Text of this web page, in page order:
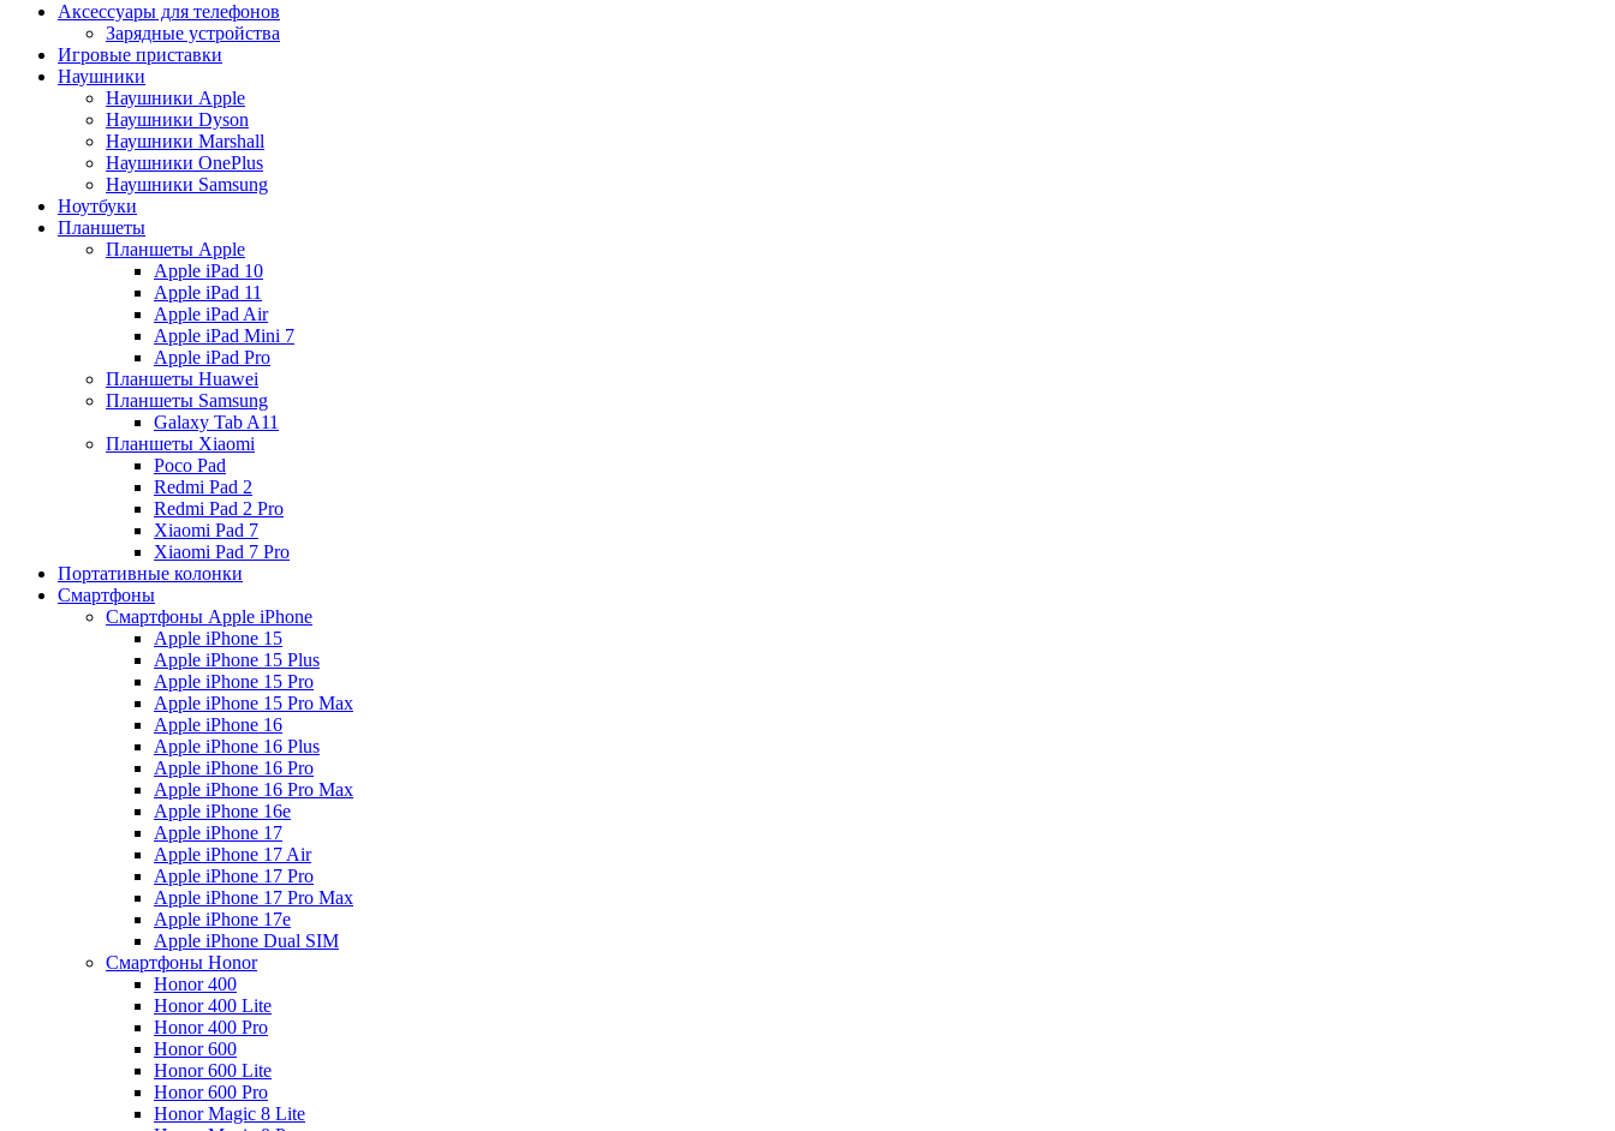
Аксессуары для телефонов
Зарядные устройства
Игровые приставки
Наушники
Наушники Apple
Наушники Dyson
Наушники Marshall
Наушники OnePlus
Наушники Samsung
Ноутбуки
Планшеты
Планшеты Apple
Apple iPad 10
Apple iPad 11
Apple iPad Air
Apple iPad Mini 7
Apple iPad Pro
Планшеты Huawei
Планшеты Samsung
Galaxy Tab A11
Планшеты Xiaomi
Poco Pad
Redmi Pad 2
Redmi Pad 2 Pro
Xiaomi Pad 7
Xiaomi Pad 7 Pro
Портативные колонки
Смартфоны
Смартфоны Apple iPhone
Apple iPhone 15
Apple iPhone 15 Plus
Apple iPhone 15 Pro
Apple iPhone 15 Pro Max
Apple iPhone 16
Apple iPhone 16 Plus
Apple iPhone 16 Pro
Apple iPhone 16 Pro Max
Apple iPhone 16e
Apple iPhone 17
Apple iPhone 17 Air
Apple iPhone 17 Pro
Apple iPhone 17 Pro Max
Apple iPhone 17e
Apple iPhone Dual SIM
Смартфоны Honor
Honor 400
Honor 400 Lite
Honor 400 Pro
Honor 600
Honor 600 Lite
Honor 600 Pro
Honor Magic 8 Lite